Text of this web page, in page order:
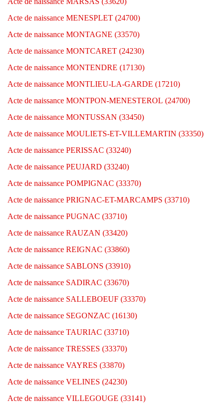
Acte de naissance MENESPLET (24700)
Acte de naissance MONTAGNE (33570)
Acte de naissance MONTCARET (24230)
Acte de naissance MONTENDRE (17130)
Acte de naissance MONTLIEU-LA-GARDE (17210)
Acte de naissance MONTPON-MENESTEROL (24700)
Acte de naissance MONTUSSAN (33450)
Acte de naissance MOULIETS-ET-VILLEMARTIN (33350)
Acte de naissance PERISSAC (33240)
Acte de naissance PEUJARD (33240)
Acte de naissance POMPIGNAC (33370)
Acte de naissance PRIGNAC-ET-MARCAMPS (33710)
Acte de naissance PUGNAC (33710)
Acte de naissance RAUZAN (33420)
Acte de naissance REIGNAC (33860)
Acte de naissance SABLONS (33910)
Acte de naissance SADIRAC (33670)
Acte de naissance SALLEBOEUF (33370)
Acte de naissance SEGONZAC (16130)
Acte de naissance TAURIAC (33710)
Acte de naissance TRESSES (33370)
Acte de naissance VAYRES (33870)
Acte de naissance VELINES (24230)
Acte de naissance VILLEGOUGE (33141)